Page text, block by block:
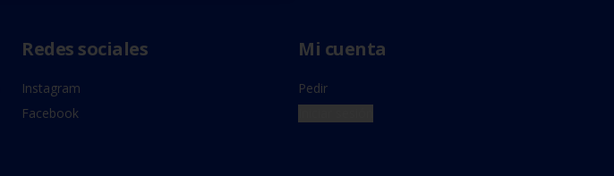
Redes sociales
Instagram
Facebook
Mi cuenta
Pedir